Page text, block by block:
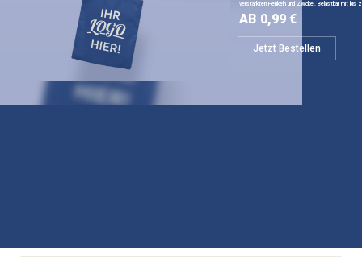
verstärkten Henkeln und Zwickel. Belastbar mit bis
Jetzt Bestellen
AB 0,99 €